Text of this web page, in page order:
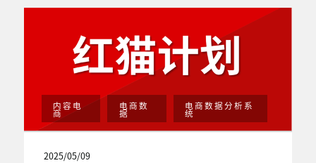
内容电
商
电商数
据
电商数据分析系
统
2025/05/09